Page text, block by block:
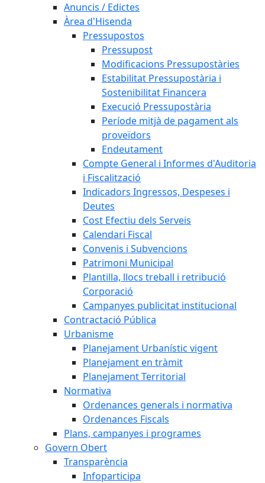
Anuncis / Edictes
Àrea d'Hisenda
Pressupostos
Pressupost
Modificacions Pressupostàries
Estabilitat Pressupostària i
Sostenibilitat Financera
Execució Pressupostària
Període mitjà de pagament als
proveïdors
Endeutament
Compte General i Informes d'Auditoria
i Fiscalització
Indicadors Ingressos, Despeses i
Deutes
Cost Efectiu dels Serveis
Calendari Fiscal
Convenis i Subvencions
Patrimoni Municipal
Plantilla, llocs treball i retribució
Corporació
Campanyes publicitat institucional
Contractació Pública
Urbanisme
Planejament Urbanístic vigent
Planejament en tràmit
Planejament Territorial
Normativa
Ordenances generals i normativa
Ordenances Fiscals
Plans, campanyes i programes
Govern Obert
Transparència
Infoparticipa